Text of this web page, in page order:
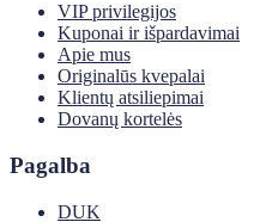
VIP privilegijos
Kuponai ir išpardavimai
Apie mus
Originalūs kvepalai
Klientų atsiliepimai
Dovanų kortelės
Pagalba
DUK